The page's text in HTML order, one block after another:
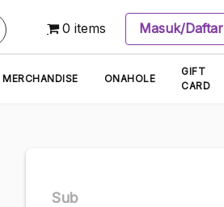
Masuk/Daftar
0 items
MERCHANDISE ONAHOLE
GIFT
CARD
Sub